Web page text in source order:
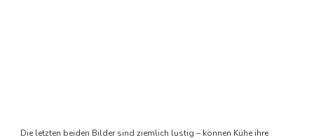
Die letzten beiden Bilder sind ziemlich lustig – können Kühe ihre